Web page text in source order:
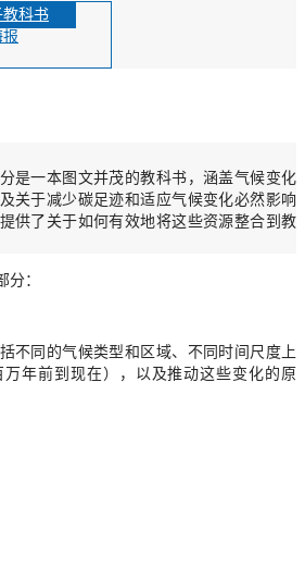
科书
是一本图文并茂的教科书，涵盖气候变化
关于减少碳足迹和适应气候变化必然影响
供了关于如何有效地将这些资源整合到教
：
不同的气候类型和区域、不同时间尺度上
年前到现在），以及推动这些变化的原